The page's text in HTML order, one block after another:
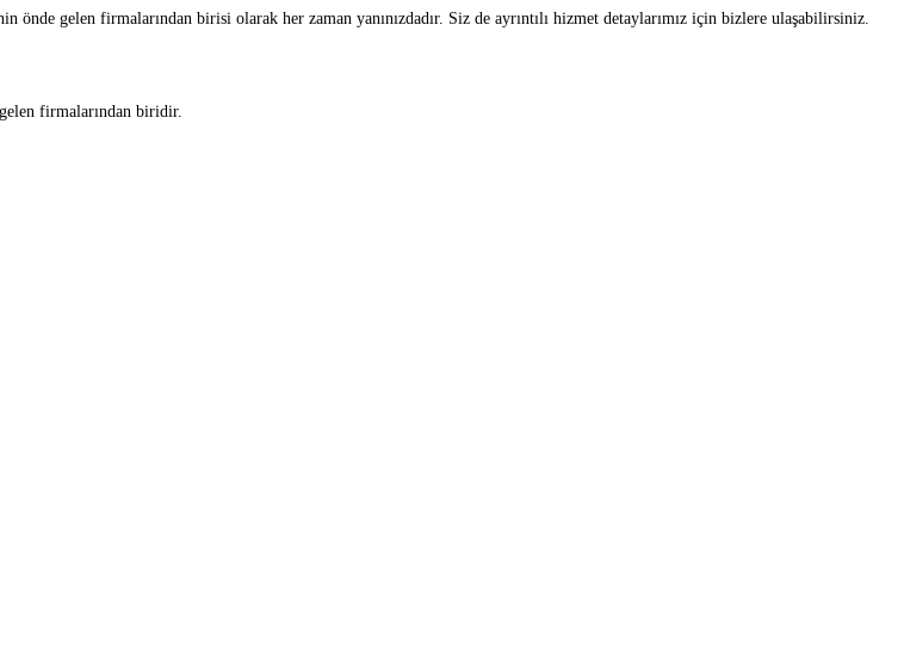
gelen firmalarından birisi olarak her zaman yanınızdadır. Siz de ayrıntılı hizmet detaylarımız için bizlere ulaşabilirsiniz.
firmalarından biridir.